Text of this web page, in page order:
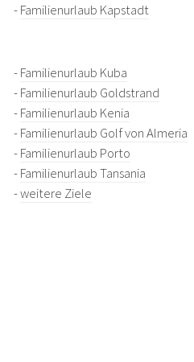
-Familienurlaub Kapstadt
-Familienurlaub Kuba
-Familienurlaub Goldstrand
-Familienurlaub Kenia
-Familienurlaub Golf von Almeria
-Familienurlaub Porto
-Familienurlaub Tansania
-weitere Ziele